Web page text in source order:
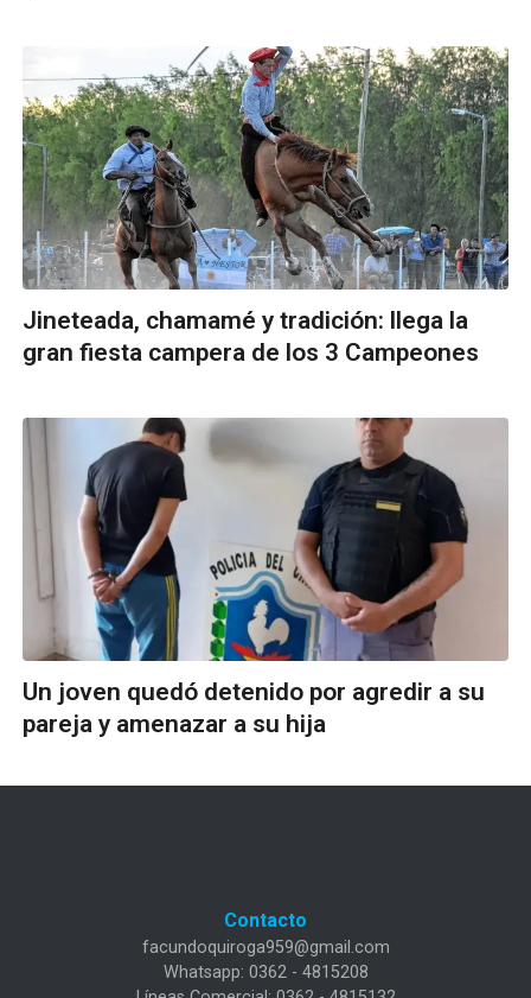
Jineteada, chamamé y tradición: llega la
gran fiesta campera de los 3 Campeones
Un joven quedó detenido por agredir a su
pareja y amenazar a su hija
Contacto
facundoquiroga959@gmail.com
Whatsapp: 0362 - 4815208